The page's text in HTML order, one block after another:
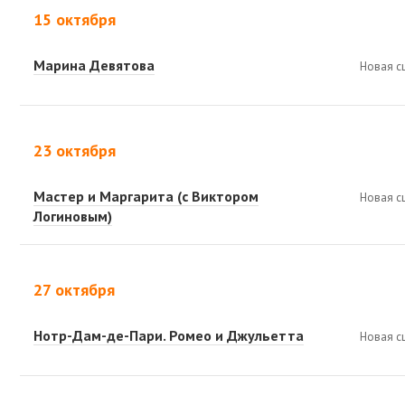
15 октября
Марина Девятова Новая
23 октября
Мастер и Маргарита (с Виктором
Логиновым)
Новая
27 октября
Нотр-Дам-де-Пари. Ромео и Джульетта Новая